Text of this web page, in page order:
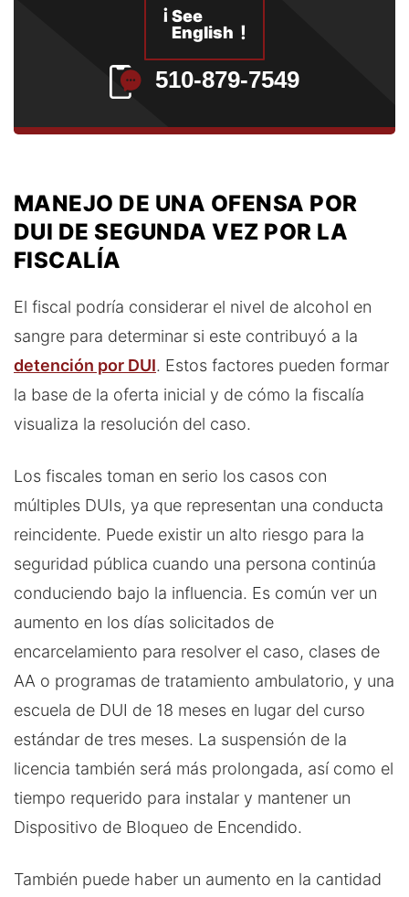
¡See
English !
510-879-7549
MANEJO DE UNA OFENSA POR
DUI DE SEGUNDA VEZ POR LA
FISCALÍA
El fiscal podría considerar el nivel de alcohol en
sangre para determinar si este contribuyó a la
detención por DUI. Estos factores pueden formar
la base de la oferta inicial y de cómo la fiscalía
visualiza la resolución del caso.
Los fiscales toman en serio los casos con
múltiples DUIs, ya que representan una conducta
reincidente. Puede existir un alto riesgo para la
seguridad pública cuando una persona continúa
conduciendo bajo la influencia. Es común ver un
aumento en los días solicitados de
encarcelamiento para resolver el caso, clases de
AA o programas de tratamiento ambulatorio, y una
escuela de DUI de 18 meses en lugar del curso
estándar de tres meses. La suspensión de la
licencia también será más prolongada, así como el
tiempo requerido para instalar y mantener un
Dispositivo de Bloqueo de Encendido.
También puede haber un aumento en la cantidad